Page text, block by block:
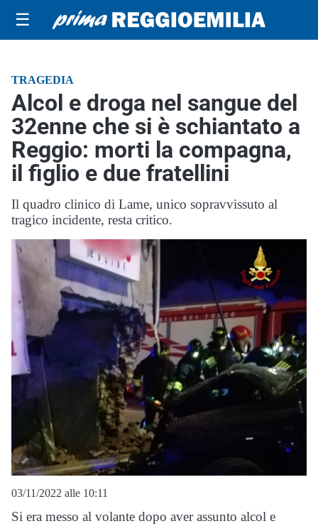
☰
TRAGEDIA
Alcol e droga nel sangue del
32enne che si è schiantato a
Reggio: morti la compagna,
il figlio e due fratellini
Il quadro clinico di Lame, unico sopravvissuto al
tragico incidente, resta critico.
03/11/2022 alle 10:11
Si era messo al volante dopo aver assunto alcol e